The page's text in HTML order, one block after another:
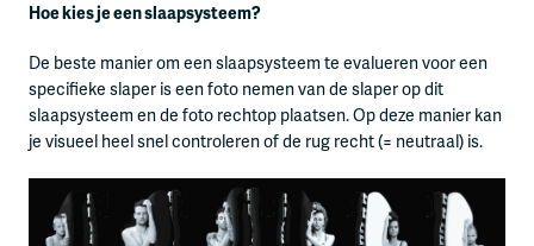
Hoe kies je een slaapsysteem?
De beste manier om een slaapsysteem te evalueren voor een
specifieke slaper is een foto nemen van de slaper op dit
slaapsysteem en de foto rechtop plaatsen. Op deze manier kan
je visueel heel snel controleren of de rug recht (= neutraal) is.